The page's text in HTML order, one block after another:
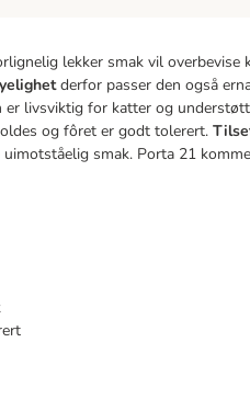
lekker smak vil overbevise
derfor passer den også
er livsviktig for katter og
og fôret er godt tolerert.
smak. Porta 21